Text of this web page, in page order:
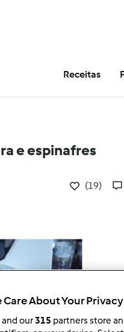
Receitas
e espinafres
(19)
Care About Your Privacy
and our315 partners store